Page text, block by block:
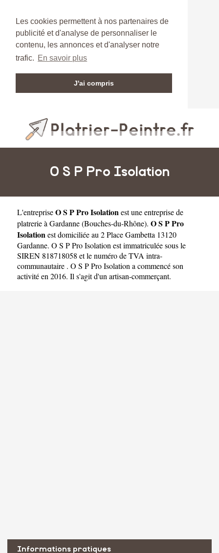
Les cookies permettent à nos partenaires de
publicité et d'analyse de personnaliser le
contenu, les annonces et d'analyser notre
trafic. En savoir plus
J'ai compris
O S P Pro Isolation
L'entrepriseO S P Pro Isolationest uneentreprise de
platrerie à Gardanne(Bouches-du-Rhône). O S P Pro
Isolationest domiciliée au 2 Place Gambetta 13120
Gardanne. O S P Pro Isolation est immatriculée sous le
SIREN 818718058 et le numéro de TVA intra-
communautaire . O S P Pro Isolation a commencé son
activité en 2016. Il s'agit d'un artisan-commerçant.
Informations pratiques